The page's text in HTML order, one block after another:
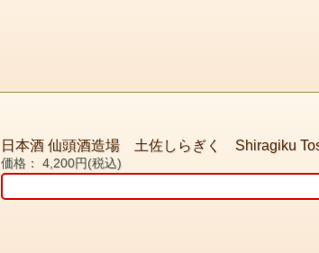
日本酒 仙頭酒造場 土佐しらぎく
価格： 4,200円(税込)